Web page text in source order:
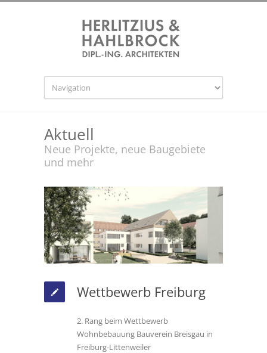
Aktuell
Neue Projekte, neue Baugebiete
und mehr
Wettbewerb Freiburg
2. Rang beim Wettbewerb
Wohnbebauung Bauverein Breisgau in
Freiburg-Littenweiler